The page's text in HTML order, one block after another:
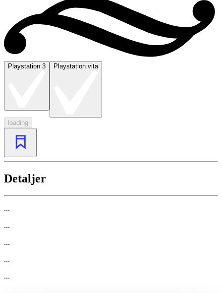
Playstation 3 Playstation vita
loading
Detaljer
...
...
...
...
...